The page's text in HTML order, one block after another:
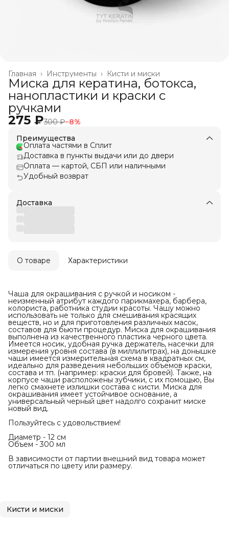
Кисти и миски
Инструменты ›
Главная ›
Миска для кератина, ботокса,
нанопластики и краски с
ручками
275 ₽300 ₽−8%
Преимущества
Оплата частями в Сплит
Доставка в пункты выдачи или до двери
Оплата — картой, СБП или наличными
Удобный возврат
Доставка
О товаре Характеристики
Чаша для окрашивания с ручкой и носиком -
неизменный атрибут каждого парикмахера, барбера,
колориста, работника студии красоты. Чашу можно
использовать не только для смешивания красящих
веществ, но и для приготовления различных масок,
составов для бьюти процедур. Миска для окрашивания
выполнена из качественного пластика черного цвета.
Имеется носик, удобная ручка держатель, насечки для
измерения уровня состава (в миллилитрах), на донышке
чаши имеется измерительная схема в квадратных см,
идеально для разведения небольших объемов краски,
состава и тп. (например: краски для бровей). Также, на
корпусе чаши расположены зубчики, с их помощью, Вы
легко смахнете излишки состава с кисти. Миска для
окрашивания имеет устойчивое основание, а
универсальный черный цвет надолго сохранит миске
новый вид.
Пользуйтесь с удовольствием!
Диаметр - 12 см
Объем - 300 мл
В зависимости от партии внешний вид товара может
отличаться по цвету или размеру.
Кисти и миски